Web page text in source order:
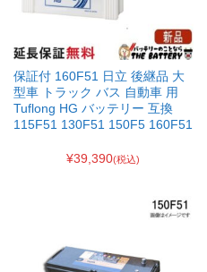
保証付 160F51 日立 後継品 大
型車 トラック バス 自動車 用
Tuflong HG バッテリー 互換
115F51 130F51 150F5 160F51
¥39,390(税込)